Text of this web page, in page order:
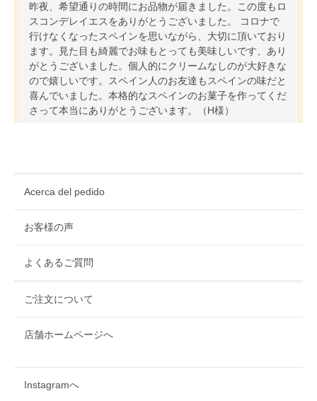
昨夜、希望通りの時間にお品物が届きました。この度もロ
スコンデレイエスをありがとうございました。 コロナで
行けなくなったスペインを思いながら、大切に頂いており
ます。見た目も綺麗でお味もとっても美味しいです、あり
がとうございました。個人的にクリームなしのが大好きな
ので嬉しいです。スペイン人のお友達もスペインの味だと
喜んでいました。本格的なスペインのお菓子を作ってくだ
さって本当にありがとうございます。（H様）
Acerca del pedido
お客様の声
よくあるご質問
ご注文について
店舗ホームページへ
Instagramへ